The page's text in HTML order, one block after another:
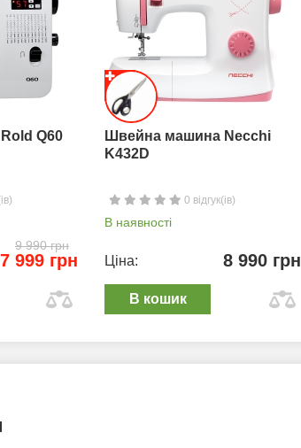
Q60
9 990 грн
7 999 грн
Швейна машина Necchi
K432D
0 відгук(ів)
В наявності
Ціна: 8 990 грн
В кошик